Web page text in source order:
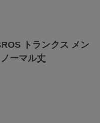
トランクス メン
ーマル丈